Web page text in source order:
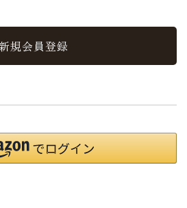
規会員登録